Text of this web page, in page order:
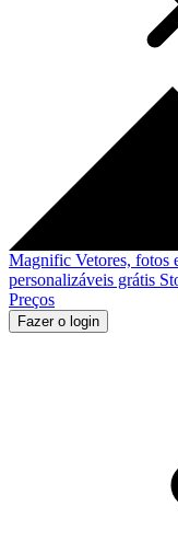
Magnific Vetores, fotos
personalizáveis grátis
Preços
Fazer o login